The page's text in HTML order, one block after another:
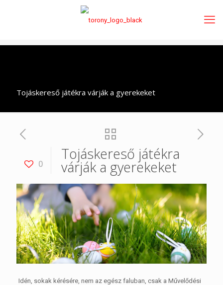
Tojáskereső játékra várják a gyerekeket
0
Tojáskereső játékra
várják a gyerekeket
Idén, sokak kérésére, nem az egész faluban, csak a Művelődési